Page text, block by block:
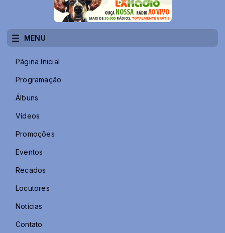
MENU
Página Inicial
Programação
Álbuns
Vídeos
Promoções
Eventos
Recados
Locutores
Notícias
Contato